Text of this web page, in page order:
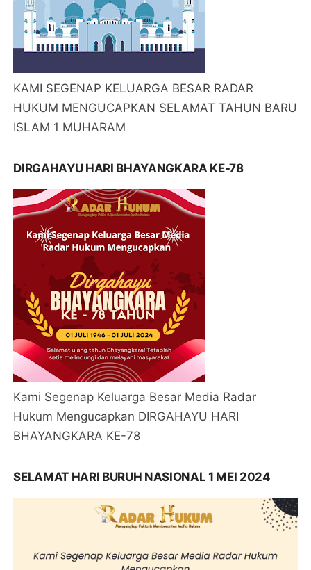
KAMI SEGENAP KELUARGA BESAR RADAR
HUKUM MENGUCAPKAN SELAMAT TAHUN BARU
ISLAM 1 MUHARAM
DIRGAHAYU HARI BHAYANGKARA KE-78
Kami Segenap Keluarga Besar Media Radar
Hukum Mengucapkan DIRGAHAYU HARI
BHAYANGKARA KE-78
SELAMAT HARI BURUH NASIONAL 1 MEI 2024